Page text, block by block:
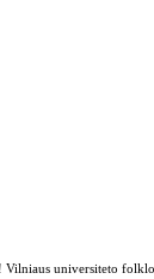
universiteto